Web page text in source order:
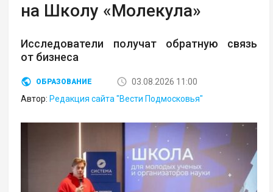
на Школу «Молекула»
Исследователи получат обратную связь
от бизнеса
ОБРАЗОВАНИЕ
03.08.2026 11:00
Автор: Редакция сайта "Вести Подмосковья"